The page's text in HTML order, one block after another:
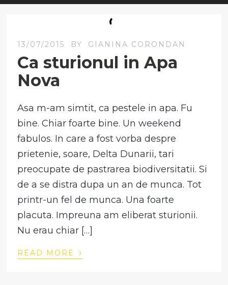
13/07/2015 BY GIANINA CORONDAN
Ca sturionul in Apa
Nova
Asa m-am simtit, ca pestele in apa. Fu
bine. Chiar foarte bine. Un weekend
fabulos. In care a fost vorba despre
prietenie, soare, Delta Dunarii, tari
preocupate de pastrarea biodiversitatii. Si
de a se distra dupa un an de munca. Tot
printr-un fel de munca. Una foarte
placuta. Impreuna am eliberat sturionii.
Nu erau chiar […]
READ MORE ›